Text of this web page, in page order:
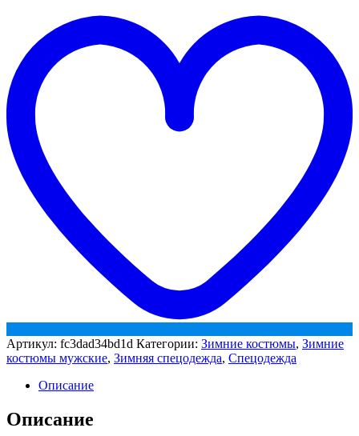
(тк.Смесовая,210)
брюки,
т.синий/
оранжевый
Артикул: fc3dad34bd1d Категории: Зимние костюмы, Зимние
костюмы мужские, Зимняя спецодежда, Спецодежда
Описание
Описание